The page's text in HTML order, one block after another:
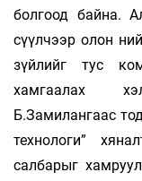
болгоод байна.
сүүлчээр олон
зүйлийг тус
хамгаалах
Б.Замилангаас
технологи”
салбарыг